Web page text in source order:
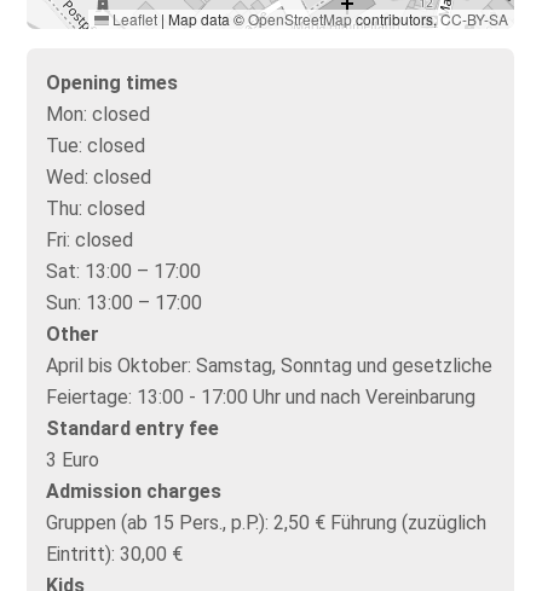
Leaflet | Map data ©OpenStreetMapcontributors,CC-BY-SA
Opening times
Mon: closed
Tue: closed
Wed: closed
Thu: closed
Fri: closed
Sat: 13:00 – 17:00
Sun: 13:00 – 17:00
Other
April bis Oktober: Samstag, Sonntag und gesetzliche
Feiertage: 13:00 - 17:00 Uhr und nach Vereinbarung
Standard entry fee
3 Euro
Admission charges
Gruppen (ab 15 Pers., p.P.): 2,50 € Führung (zuzüglich
Eintritt): 30,00 €
Kids